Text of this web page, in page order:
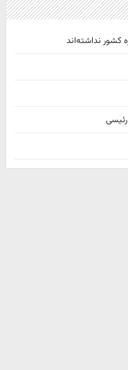
کشور نداشته‌اند